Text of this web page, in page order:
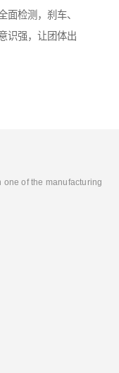
面检测，刹车、
识强，让团体出
of the manufacturing